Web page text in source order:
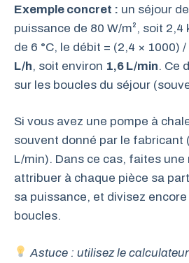
Exemple concret : un séjour
puissance de 80 W/m², soit 2,4
de 6 °C, le débit = (2,4 × 1000)
L/h, soit environ 1,6 L/min. Ce
sur les boucles du séjour
Si vous avez une pompe à
souvent donné par le fabricant
L/min). Dans ce cas, faites
attribuer à chaque pièce sa
sa puissance, et divisez
boucles.
Astuce : utilisez le